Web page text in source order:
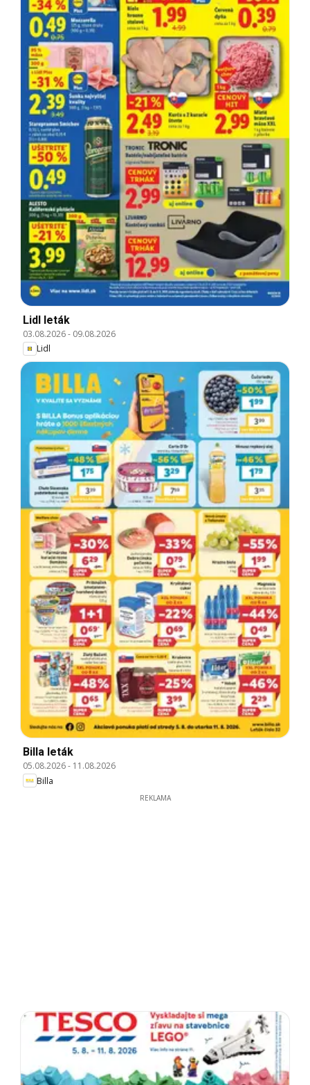
Lidl leták
03.08.2026- 09.08.2026
Lidl
Billa leták
05.08.2026- 11.08.2026
Billa
REKLAMA